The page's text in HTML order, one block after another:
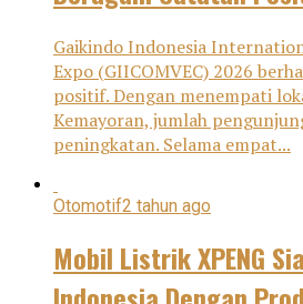
Gaikindo Indonesia
Expo (GIICOMVEC) 2026
positif. Dengan menempati
Kemayoran, jumlah
peningkatan. Selama empat...
Otomotif2 tahun ago
Mobil Listrik XPENG